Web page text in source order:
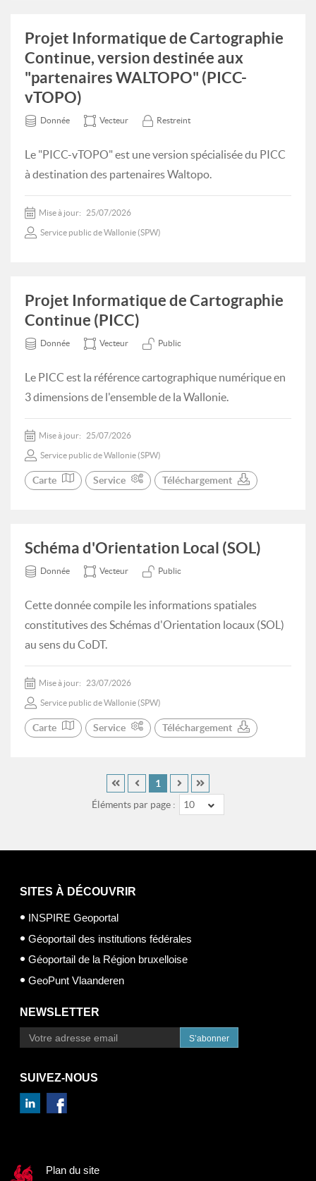
Projet Informatique de Cartographie
Continue, version destinée aux
"partenaires WALTOPO" (PICC-
vTOPO)
Donnée Vecteur Restreint
Le "PICC-vTOPO" est une version spécialisée du PICC
à destination des partenaires Waltopo.
Mise à jour: 25/07/2026
Service public de Wallonie (SPW)
Projet Informatique de Cartographie
Continue (PICC)
Donnée Vecteur Public
Le PICC est la référence cartographique numérique en
3 dimensions de l'ensemble de la Wallonie.
Mise à jour: 25/07/2026
Service public de Wallonie (SPW)
Carte Service Téléchargement
Schéma d'Orientation Local (SOL)
Donnée Vecteur Public
Cette donnée compile les informations spatiales
constitutives des Schémas d'Orientation locaux (SOL)
au sens du CoDT.
Mise à jour: 23/07/2026
Service public de Wallonie (SPW)
Carte Service Téléchargement
Éléments par page : 10
1
SITES À DÉCOUVRIR
INSPIRE Geoportal
Géoportail des institutions fédérales
Géoportail de la Région bruxelloise
GeoPunt Vlaanderen
NEWSLETTER
S’abonner
SUIVEZ-NOUS
Plan du site